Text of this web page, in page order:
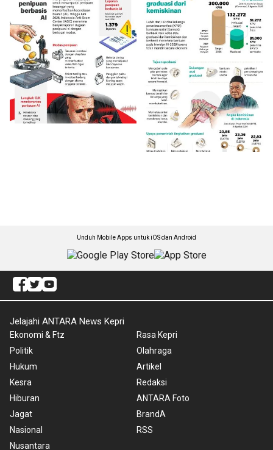
Unduh Mobile Apps untuk iOS dan Android
Jelajahi ANTARA News Kepri
Ekonomi & Ftz
Politik
Hukum
Kesra
Hiburan
Jagat
Nasional
Nusantara
Rasa Kepri
Olahraga
Artikel
Redaksi
ANTARA Foto
BrandA
RSS